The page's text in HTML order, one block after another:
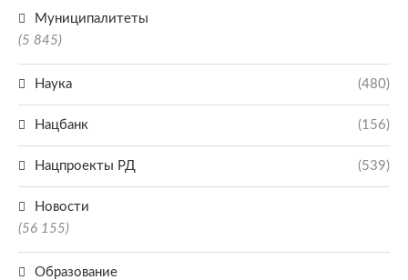
Муниципалитеты
(5 845)
Наука (480)
Нацбанк (156)
Нацпроекты РД (539)
Новости
(56 155)
Образование